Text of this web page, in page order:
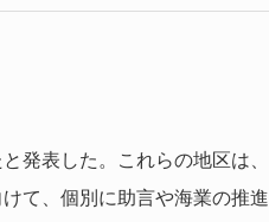
発表した。これらの地区は、
て、個別に助言や海業の推進